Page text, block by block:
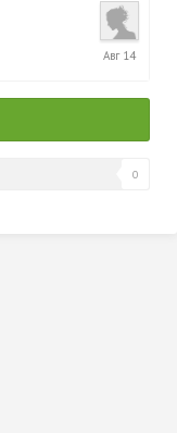
12
0